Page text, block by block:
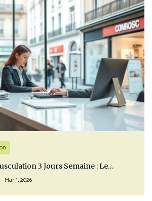
3 Jours Semaine : Le…
Mar 1, 2026